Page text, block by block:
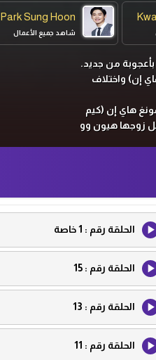
Park Sung Hoon
شاهد جميع الأعمال
بأعجوبة من جديد.
إن) واختلاف
هاي إن (كيم
زوجها هيون وو
الحلقة رقم : 1 خاصة
الحلقة رقم : 15
الحلقة رقم : 13
الحلقة رقم : 11